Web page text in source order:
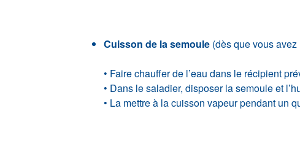
Cuisson de la semoule(dès que vous avez
• Faire chauffer de l’eau dans le récipient
• Dans le saladier, disposer la semoule et
• La mettre à la cuisson vapeur pendant un